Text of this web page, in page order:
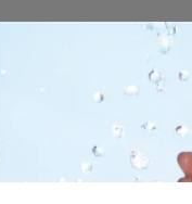
Lichaamsverzorging